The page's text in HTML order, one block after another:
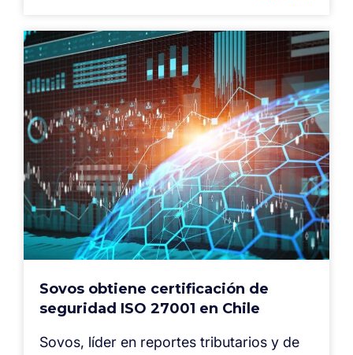
Sovos obtiene certificación de
seguridad ISO 27001 en Chile
Sovos, líder en reportes tributarios y de